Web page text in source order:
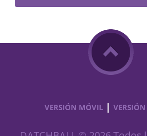
VERSIÓN MÓVIL |